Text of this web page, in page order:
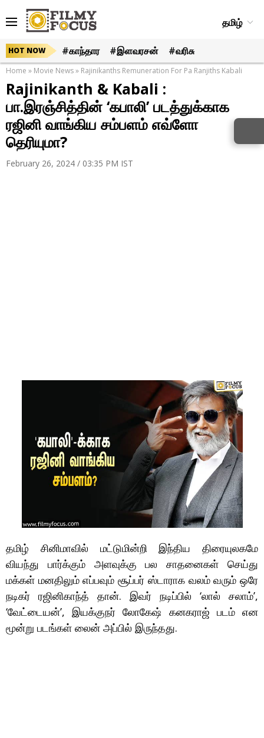
தமிழ்
HOT NOW #காந்தார #இளவரசன் #வரிசு
Home » Movie News» Rajinikanths Remuneration For Pa Ranjiths Kabali
Rajinikanth & Kabali :
பா.இரஞ்சித்தின் ‘கபாலி’ படத்துக்காக
ரஜினி வாங்கிய சம்பளம் எவ்ளோ
தெரியுமா?
February 26, 2024 / 03:35 PM IST
தமிழ் சினிமாவில் மட்டுமின்றி இந்திய திரையுலகமே
வியந்து பார்க்கும் அளவுக்கு பல சாதனைகள் செய்து
மக்கள் மனதிலும் எப்பவும் சூப்பர் ஸ்டாராக வலம் வரும் ஒரே
நடிகர் ரஜினிகாந்த் தான். இவர் நடிப்பில் ‘லால் சலாம்’,
‘வேட்டையன்’, இயக்குநர் லோகேஷ் கனகராஜ் படம் என
மூன்று படங்கள் லைன் அப்பில் இருந்தது.